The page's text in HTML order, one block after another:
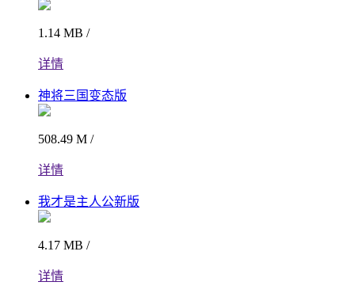
1.14 MB /
详情
神将三国变态版
508.49 M /
详情
我才是主人公新版
4.17 MB /
详情